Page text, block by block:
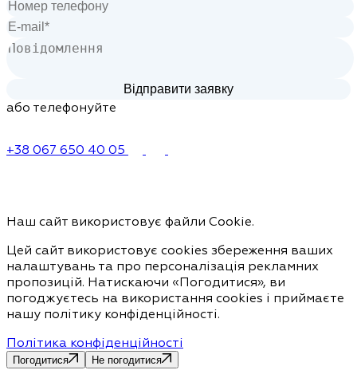
або телефонуйте
+38 067 650 40 05
Наш сайт використовує файли Cookie.
Цей сайт використовує cookies збереження ваших
налаштувань та про персоналізація рекламних
пропозицій. Натискаючи «Погодитися», ви
погоджуєтесь на використання cookies і приймаєте
нашу політику конфіденційності.
Політика конфіденційності
Погодитися Не погодитися